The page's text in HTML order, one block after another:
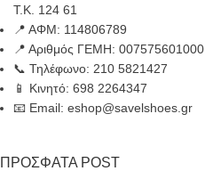
Τ.Κ. 124 61
📍 ΑΦΜ: 114806789
📍 Αριθμός ΓΕΜΗ: 007575601000
📞 Τηλέφωνο: 210 5821427
📱 Κινητό: 698 2264347
📧 Email: eshop@savelshoes.gr
ΠΡΟΣΦΑΤΑ POST